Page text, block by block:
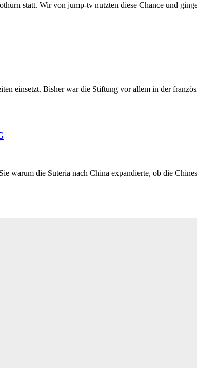
statt. Wir von jump-tv nutzten diese Chance und
einsetzt. Bisher war die Stiftung vor allem in der
warum die Suteria nach China expandierte, ob die